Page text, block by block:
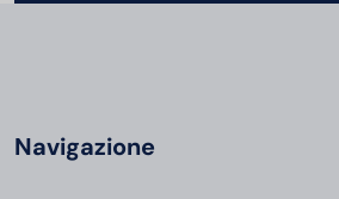
Navigazione